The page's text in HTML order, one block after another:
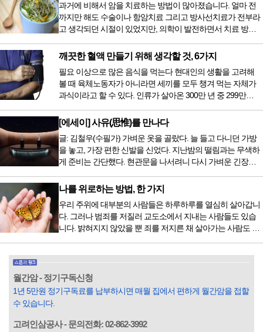
과거에 비해서 암을 치료하는 방법이 많아졌습니다. 얼마 전
까지만 해도 수술이나 항암치료 그리고 방사선치료가 전부라
고 생각되던 시절이 있었지만, 의학이 발전하면서 치료 방법
오면서 암을 치료하는 방법이 하나 더 추가되었습니다. 중입
자 치료를 받기 위해서는 일본이나 독일 등 중입자 치료기가
있는 나라에 가서 힘들게 치료받았지만 얼마 전 국내 도입 후
전립선암 환자를 시작으로 중입자 치료기가 가동되었습니다.
치료 범위가 한정되어 모든 암 환자가 중입자 치료를 받을 수
는 없지만 치료...
깨끗한 혈액 만들기 위해 생각할 것, 6가지
필요 이상으로 많은 음식을 먹는다 현대인의 생활을 고려해
볼 때 육체노동자가 아니라면 세끼를 모두 챙겨 먹는 자체가
과식이라고 할 수 있다. 인류가 살아온 300만 년 중 299만
저녁을 습관적으로 음식을 섭취한다. 게다가 밤늦은 시간까지
음식을 먹거나, 아침에 식욕이 없는데도 ‘아침을 먹어야 하루
가 활기차다’라는 이야기에 사로잡혀 억지로 먹는 경우가 많
다. 식욕이 없다는 느낌은 본능이 보내는 신호다. 즉 먹어도 소
화할 힘이 없다거나 더 이상 먹으면 혈액 안에 잉여물...
[에세이] 사유(思惟)를 만나다
글: 김철우(수필가) 가벼운 옷을 골랐다. 늘 들고 다니던 가방
을 놓고, 가장 편한 신발을 신었다. 지난밤의 떨림과는 무색하
게 준비는 간단했다. 현관문을 나서려니 다시 가벼운 긴장감
막이 열리기 전. 그 특유의 무대 냄새를 맡았을 때의 긴장감 같
은 것이었다. 두 금동 미륵 반가사유상을 만나러 가는 길은 그
렇게 시작됐다. 두 반가사유상을 알게 된 것은 몇 해 전이었다.
잡지의 발행인으로 독자에게 선보일 좋은 콘텐츠를 고민하던
중 우리 문화재를 하나씩 소개하고자...
나를 위로하는 방법, 한 가지
우리 주위에 대부분의 사람들은 하루하루를 열심히 살아갑니
다. 그러나 범죄를 저질러 교도소에서 지내는 사람들도 있습
니다. 밝혀지지 않았을 뿐 죄를 저지른 채 살아가는 사람도 있
입힌다는 것입니다. 미꾸라지 한 마리가 시냇물을 흐린다는
옛말이 그저 허투루 생기지는 않은 듯합니다. 대부분의 사람
들은 열심히 살아갑니다. 그렇다고 97%의 사람들이 모두 착
월간암 - 정기구독신청
1년 5만원 정기구독료를 납부하시면 매월 집에서 편하게 월간암을 접할
수 있습니다.
고려인삼공사 - 문의전화: 02-862-3992